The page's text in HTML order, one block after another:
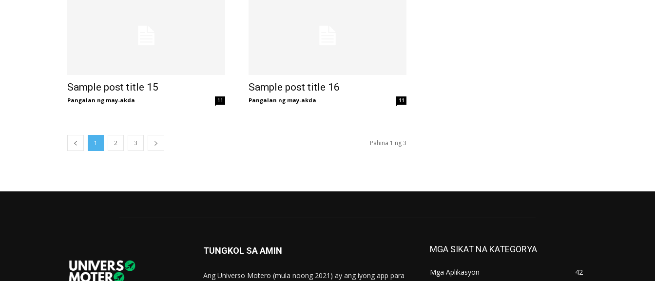
Sample post title 15
Pangalan ng may-akda - 11
Sample post title 16
Pangalan ng may-akda - 11
1 2 3 Pahina 1 ng 3
TUNGKOL SA AMIN
Ang Universo Motero (mula noong 2021) ay ang iyong app para
MGA SIKAT NA KATEGORYA
Mga Aplikasyon 42